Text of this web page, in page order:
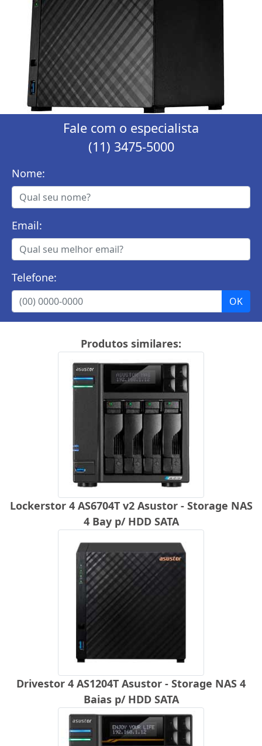
Fale com o especialista
(11) 3475-5000
Nome:
Email:
Telefone:
Produtos similares:
Lockerstor 4 AS6704T v2 Asustor - Storage NAS
4 Bay p/ HDD SATA
Drivestor 4 AS1204T Asustor - Storage NAS 4
Baias p/ HDD SATA